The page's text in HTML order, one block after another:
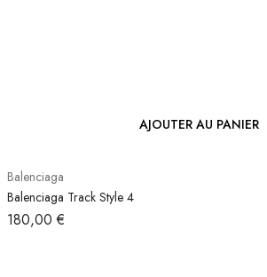
AJOUTER AU PANIER
Balenciaga
Balenciaga Track Style 4
180,00€